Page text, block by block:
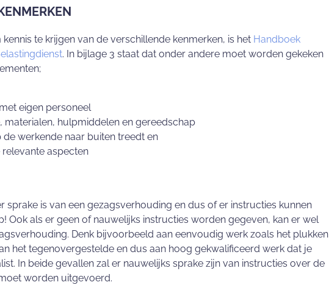
te krijgen van de verschillende kenmerken, is het Handboek
. In bijlage 3 staat dat onder andere moet worden gekeken
eigen personeel
materialen, hulpmiddelen en gereedschap
werkende naar buiten treedt en
aspecten
sprake is van een gezagsverhouding en dus of er instructies kunnen
Ook als er geen of nauwelijks instructies worden gegeven, kan er wel
Denk bijvoorbeeld aan eenvoudig werk zoals het plukken
het tegenovergestelde en dus aan hoog gekwalificeerd werk dat je
In beide gevallen zal er nauwelijks sprake zijn van instructies over de
worden uitgevoerd.